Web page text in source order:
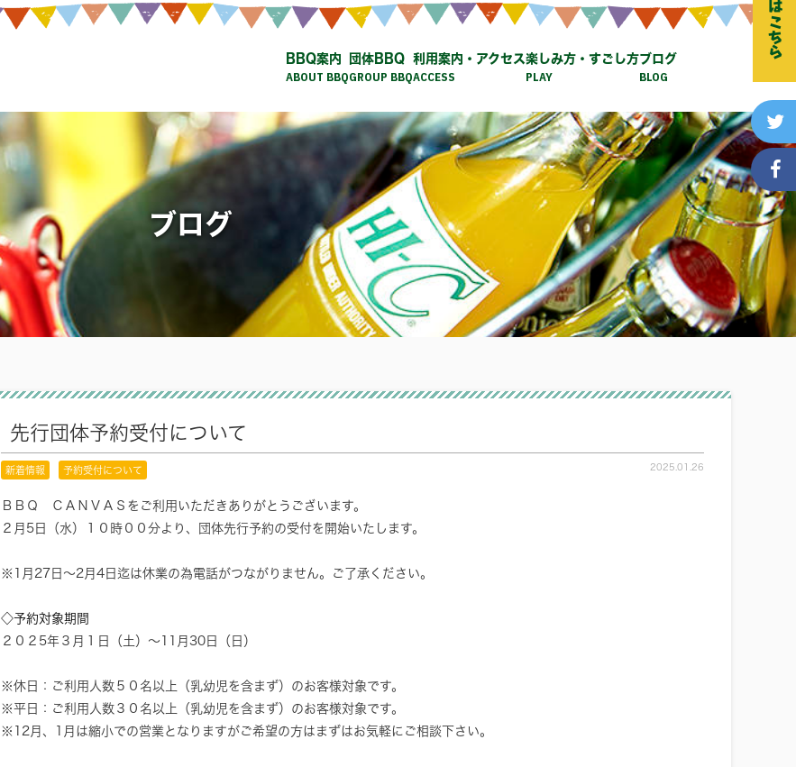
BBQ案内
ABOUT BBQ
団体BBQ
GROUP BBQ
利用案内・アクセス
ACCESS
楽しみ方・すごし方
PLAY
ブログ
BLOG
ブログ
先行団体予約受付について
新着情報 予約受付について 2025.01.26
ＢＢＱ ＣＡＮＶＡＳをご利用いただきありがとうございます。
２月5日（水）１０時００分より、団体先行予約の受付を開始いたします。
※1月27日～2月4日迄は休業の為電話がつながりません。ご了承ください。
◇予約対象期間
２０２5年３月１日（土）～11月30日（日）
※休日：ご利用人数５０名以上（乳幼児を含まず）のお客様対象です。
※平日： ご利用人数３０名以上（乳幼児を含まず）のお客様対象です。
※12月、1月は縮小での営業となりますがご希望の方はまずはお気軽にご相談下さい。